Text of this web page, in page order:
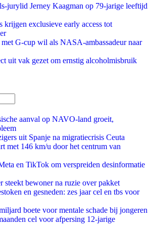
jurylid Jerney Kaagman op 79-jarige leeftijd
krijgen exclusieve early access tot
G-cup wil als NASA-ambassadeur naar
uit vak gezet om ernstig alcoholmisbruik
aanval op NAVO-land groeit,
uit Spanje na migratiecrisis Ceuta
met 146 km/u door het centrum van
en TikTok om verspreiden desinformatie
steekt bewoner na ruzie over pakket
en gesneden: zes jaar cel en tbs voor
boete voor mentale schade bij jongeren
cel voor afpersing 12-jarige